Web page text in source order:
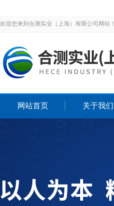
欢迎您来到合测实业（上海）有限公司网站！
网站首页 关于我们